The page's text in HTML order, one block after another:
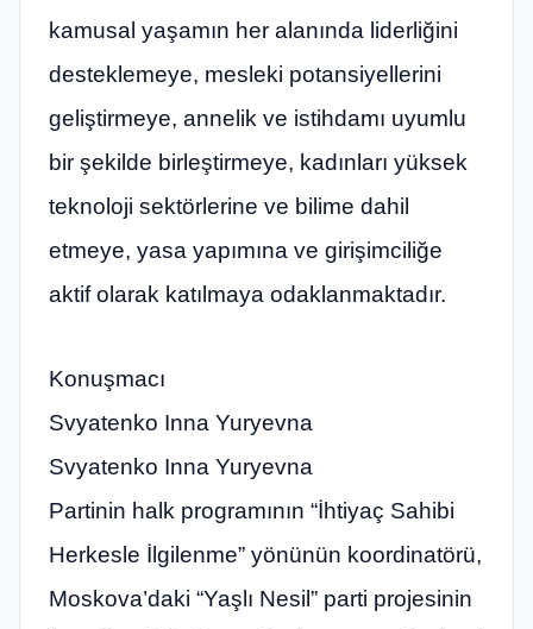
kamusal yaşamın her alanında liderliğini
desteklemeye, mesleki potansiyellerini
geliştirmeye, annelik ve istihdamı uyumlu
bir şekilde birleştirmeye, kadınları yüksek
teknoloji sektörlerine ve bilime dahil
etmeye, yasa yapımına ve girişimciliğe
aktif olarak katılmaya odaklanmaktadır.
Konuşmacı
Svyatenko Inna Yuryevna
Svyatenko Inna Yuryevna
Partinin halk programının “İhtiyaç Sahibi
Herkesle İlgilenme” yönünün koordinatörü,
Moskova’daki “Yaşlı Nesil” parti projesinin